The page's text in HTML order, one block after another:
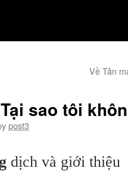
Về Tản
Tại sao tôi
post3
dịch và giới thiệu